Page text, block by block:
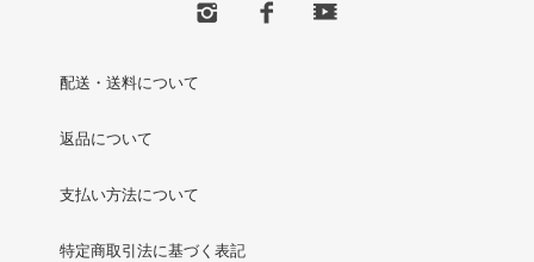
配送・送料について
返品について
支払い方法について
特定商取引法に基づく表記